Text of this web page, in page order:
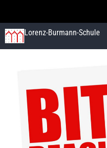
Lorenz-Burmann-Schule